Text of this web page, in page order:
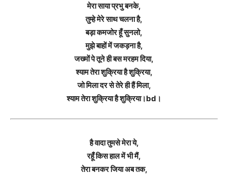
मेरा साया प्रभु बनके,
तुम्हे मेरे साथ चलना है,
बड़ा कमजोर हूँ सुनलो,
मुझे बाहों में जकड़ना है,
जख्मों पे तूने ही बस मरहम दिया,
श्याम तेरा शुक्रिया है शुक्रिया,
जो मिला दर से तेरे ही हैं मिला,
श्याम तेरा शुक्रिया है शुक्रिया।bd।
है वादा तुमसे मेरा ये,
रहूँ किस हाल में भी मैं,
तेरा बनकर जिया अब तक,